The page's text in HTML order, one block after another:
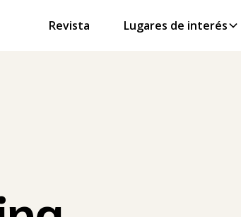
Revista Lugares de interés